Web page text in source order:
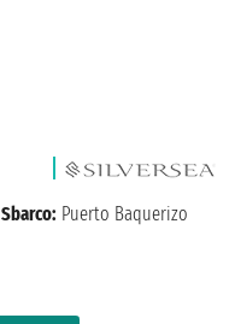
Sbarco: Puerto Baquerizo